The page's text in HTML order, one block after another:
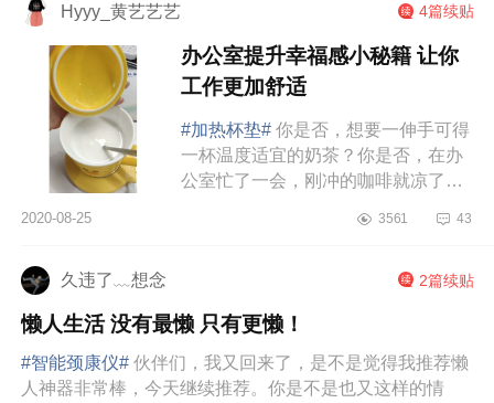
Hyyy_黄艺艺艺 4篇续贴
办公室提升幸福感小秘籍 让你
工作更加舒适
#加热杯垫# 你是否，想要一伸手可得
一杯温度适宜的奶茶？你是否，在办
公室忙了一会，刚冲的咖啡就凉了？
不知道什么时候可以喝的上？其实，
2020-08-25 3561 43
久违了﹏想念 2篇续贴
懒人生活 没有最懒 只有更懒！
#智能颈康仪# 伙伴们，我又回来了，是不是觉得我推荐懒
人神器非常棒，今天继续推荐。你是不是也又这样的情